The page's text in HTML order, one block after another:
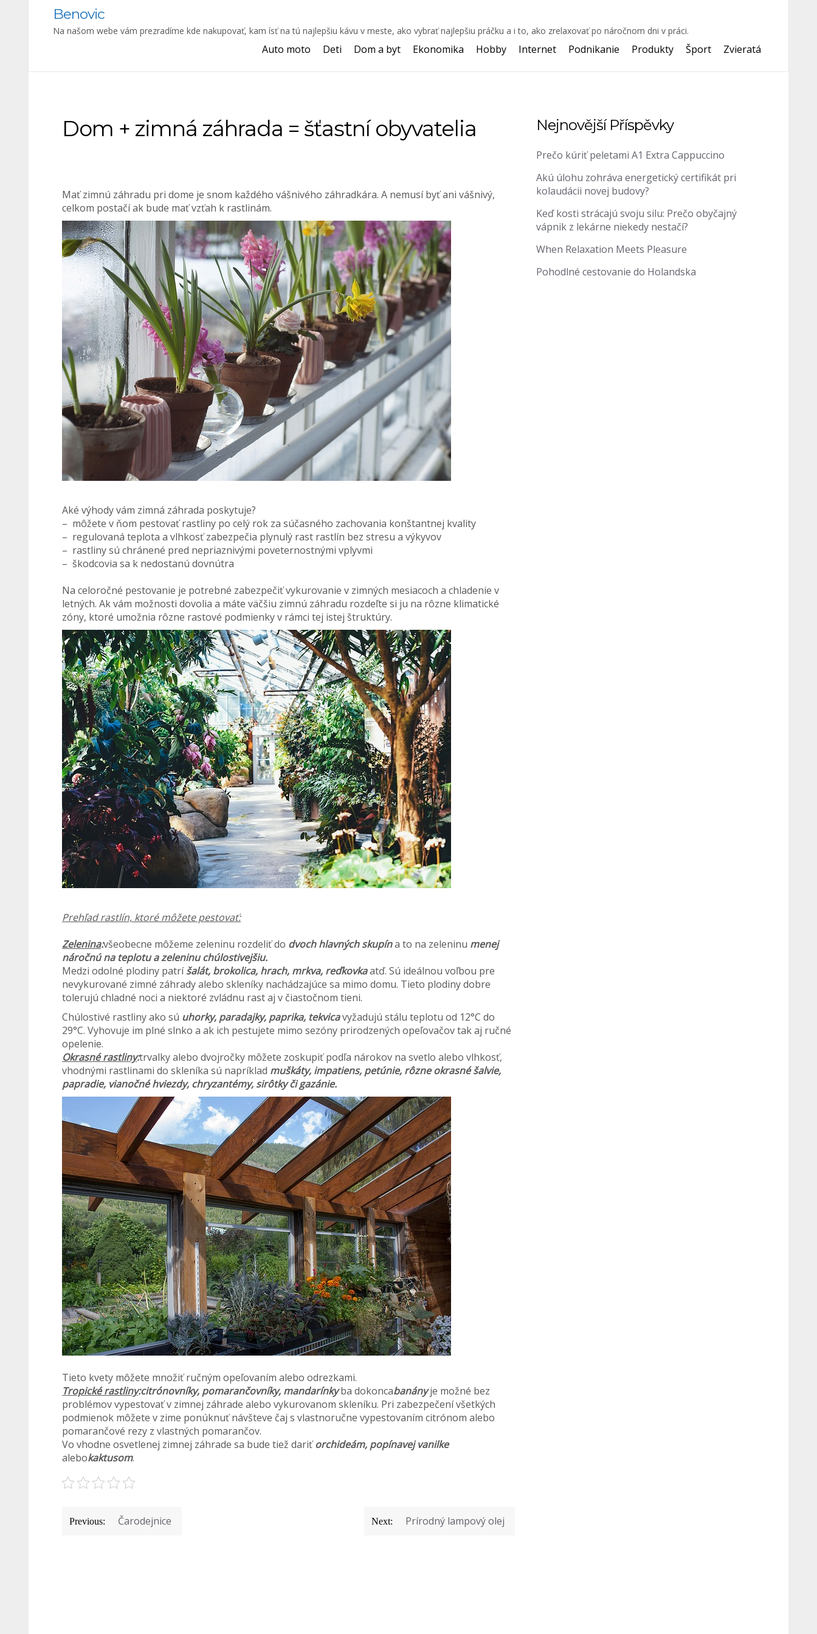
content
Benovic
Na našom webe vám prezradíme kde nakupovať, kam ísť na tú najlepšiu kávu v meste, ako vybrať najlepšiu práčku a i to, ako zrelaxovať po náročnom dni v práci.
Auto moto Deti Dom a byt Ekonomika Hobby Internet Podnikanie Produkty Šport Zvieratá
Dom + zimná záhrada = šťastní obyvatelia
Mať zimnú záhradu pri dome je snom každého vášnivého záhradkára. A nemusí byť ani vášnivý,
celkom postačí ak bude mať vzťah k rastlinám.
Aké výhody vám zimná záhrada poskytuje?
– môžete v ňom pestovať rastliny po celý rok za súčasného zachovania konštantnej kvality
– regulovaná teplota a vlhkosť zabezpečia plynulý rast rastlín bez stresu a výkyvov
– rastliny sú chránené pred nepriaznivými poveternostnými vplyvmi
– škodcovia sa k nedostanú dovnútra
Na celoročné pestovanie je potrebné zabezpečiť vykurovanie v zimných mesiacoch a chladenie v
letných. Ak vám možnosti dovolia a máte väčšiu zimnú záhradu rozdeľte si ju na rôzne klimatické
zóny, ktoré umožnia rôzne rastové podmienky v rámci tej istej štruktúry.
Prehľad rastlín, ktoré môžete pestovať:
Zelenina:všeobecne môžeme zeleninu rozdeliť do dvoch hlavných skupína to na zeleninu menej
náročnú na teplotu a zeleninu chúlostivejšiu.
Medzi odolné plodiny patríšalát, brokolica, hrach, mrkva, reďkovkaatď. Sú ideálnou voľbou pre
nevykurované zimné záhrady alebo skleníky nachádzajúce sa mimo domu. Tieto plodiny dobre
tolerujú chladné noci a niektoré zvládnu rast aj v čiastočnom tieni.
Chúlostivé rastliny ako sú uhorky, paradajky, paprika, tekvicavyžadujú stálu teplotu od 12°C do
29°C. Vyhovuje im plné slnko a ak ich pestujete mimo sezóny prirodzených opeľovačov tak aj ručné
opelenie.
Okrasné rastliny:trvalky alebo dvojročky môžete zoskupiť podľa nárokov na svetlo alebo vlhkosť,
vhodnými rastlinami do skleníka sú napríklad muškáty, impatiens, petúnie, rôzne okrasné šalvie,
papradie, vianočné hviezdy, chryzantémy, sirôtky či gazánie.
Tieto kvety môžete množiť ručným opeľovaním alebo odrezkami.
Tropické rastliny:citrónovníky, pomarančovníky, mandarínkyba dokoncabanányje možné bez
problémov vypestovať v zimnej záhrade alebo vykurovanom skleníku. Pri zabezpečení všetkých
podmienok môžete v zime ponúknuť návšteve čaj s vlastnoručne vypestovaním citrónom alebo
pomarančové rezy z vlastných pomarančov.
Vo vhodne osvetlenej zimnej záhrade sa bude tiež dariťorchideám, popínavej vanilke
alebokaktusom.
Navigace
Previous: Čarodejnice Next: Prírodný lampový olej
Nejnovější Příspěvky
Prečo kúriť peletami A1 Extra Cappuccino
Akú úlohu zohráva energetický certifikát pri
kolaudácii novej budovy?
Keď kosti strácajú svoju silu: Prečo obyčajný
vápnik z lekárne niekedy nestačí?
When Relaxation Meets Pleasure
Pohodlné cestovanie do Holandska